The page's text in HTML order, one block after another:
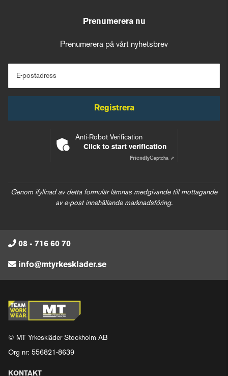
Prenumerera nu
Prenumerera på vårt nyhetsbrev
E-postadress
Registrera
Anti-Robot Verification
Click to start verification
FriendlyCaptcha ⇗
Genom ifyllnad av detta formulär lämnas medgivande till mottagande
av e-post innehållande marknadsföring.
08 - 716 60 70
info@mtyrkesklader.se
© MT Yrkeskläder Stockholm AB
Org nr: 556821-8639
KONTAKT